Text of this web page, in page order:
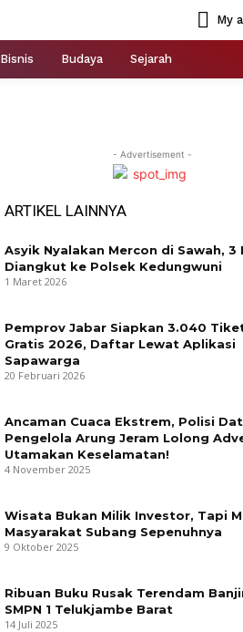
My
Bisnis Budaya Sejarah
- Advertisement -
ARTIKEL LAINNYA
Asyik Nyalakan Mercon di Sawah, 3
Diangkut ke Polsek Kedungwuni
1 Maret 2026
Pemprov Jabar Siapkan 3.040
Gratis 2026, Daftar Lewat Aplikasi
Sapawarga
20 Februari 2026
Ancaman Cuaca Ekstrem, Polisi
Pengelola Arung Jeram Lolong
Utamakan Keselamatan!
4 November 2025
Wisata Bukan Milik Investor, Tapi
Masyarakat Subang Sepenuhnya
9 Oktober 2025
Ribuan Buku Rusak Terendam
SMPN 1 Telukjambe Barat
14 Juli 2025